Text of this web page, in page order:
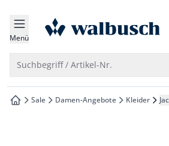
springen
springen
springen
springen
Menü zur Startseite
Suchbegriff / Artikel-Nr.
zur Startseite
Sale Damen-Angebote Kleider